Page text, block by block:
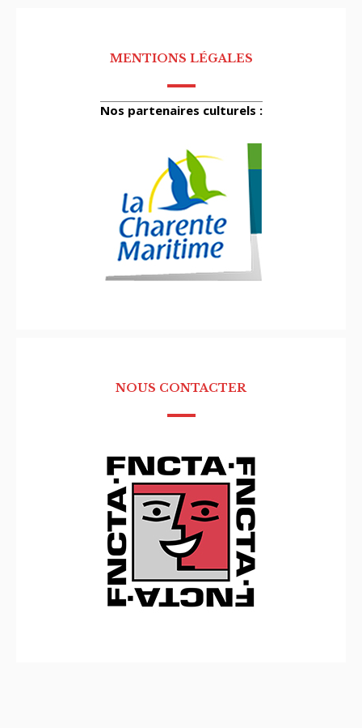
MENTIONS LÉGALES
Nos partenaires culturels :
NOUS CONTACTER